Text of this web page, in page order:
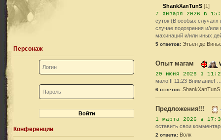
Персонаж
Войти
Конференции
ShankXanTunS [1]
7 января 2026 в
суток (В особых случаях
случае подозрения и/
махинаций и/или иных
5 ответов: Этьен де
Опыт магам
29 июня 2026 в
мало!!! 11:23 Внимание!
6 ответов: ShankXanTunS
Предложения!!!
1 марта 2026 в
оставить свои
2 ответа: Волк